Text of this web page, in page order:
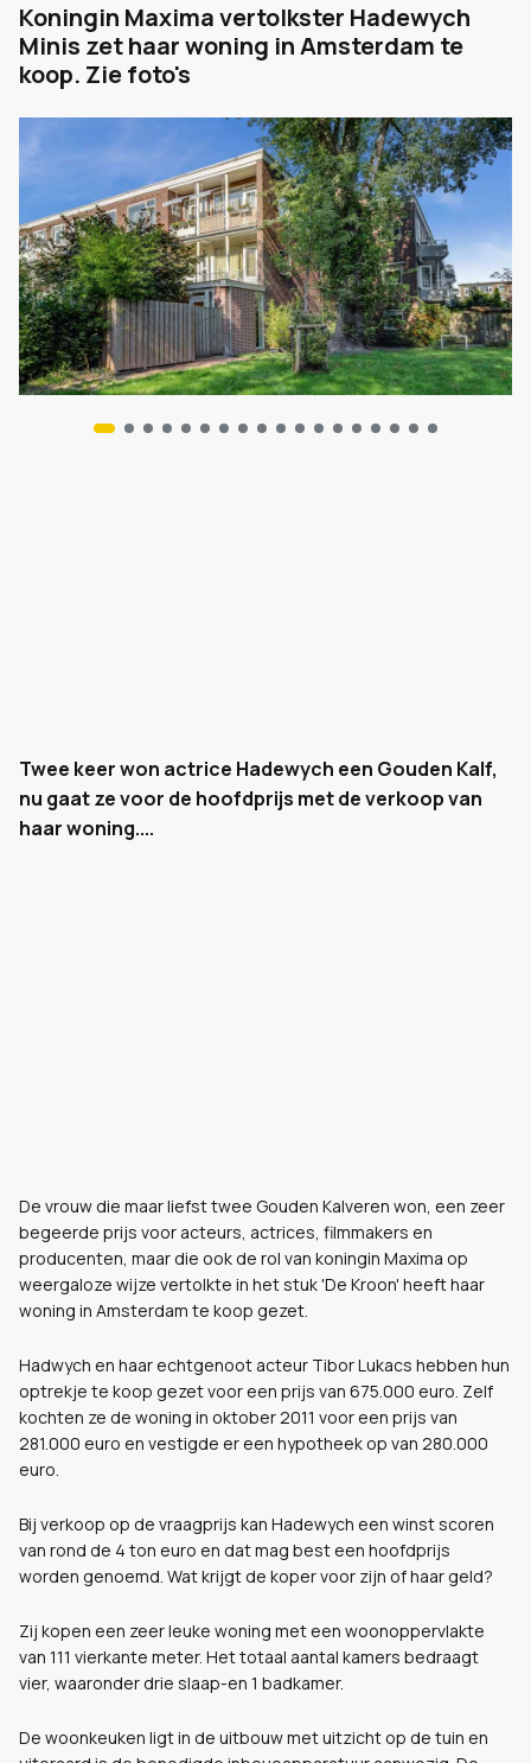
Koningin Maxima vertolkster Hadewych
Minis zet haar woning in Amsterdam te
koop. Zie foto's
Twee keer won actrice Hadewych een Gouden Kalf,
nu gaat ze voor de hoofdprijs met de verkoop van
haar woning....
De vrouw die maar liefst twee Gouden Kalveren won, een zeer
begeerde prijs voor acteurs, actrices, filmmakers en
producenten, maar die ook de rol van koningin Maxima op
weergaloze wijze vertolkte in het stuk 'De Kroon' heeft haar
woning in Amsterdam te koop gezet.
Hadwych en haar echtgenoot acteur Tibor Lukacs hebben hun
optrekje te koop gezet voor een prijs van 675.000 euro. Zelf
kochten ze de woning in oktober 2011 voor een prijs van
281.000 euro en vestigde er een hypotheek op van 280.000
euro.
Bij verkoop op de vraagprijs kan Hadewych een winst scoren
van rond de 4 ton euro en dat mag best een hoofdprijs
worden genoemd. Wat krijgt de koper voor zijn of haar geld?
Zij kopen een zeer leuke woning met een woonoppervlakte
van 111 vierkante meter. Het totaal aantal kamers bedraagt
vier, waaronder drie slaap-en 1 badkamer.
De woonkeuken ligt in de uitbouw met uitzicht op de tuin en